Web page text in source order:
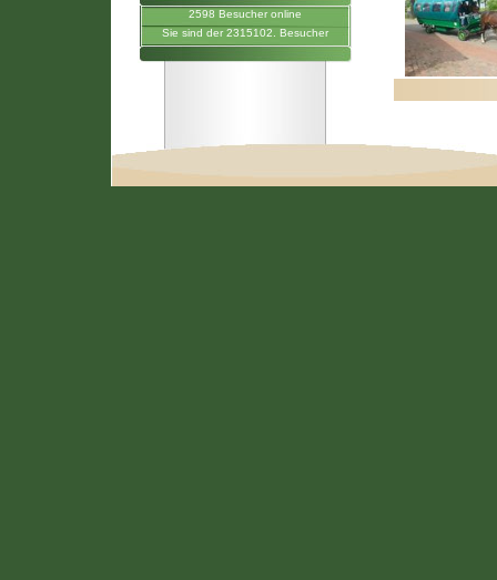
2598 Besucher online
Sie sind der 2315102. Besucher